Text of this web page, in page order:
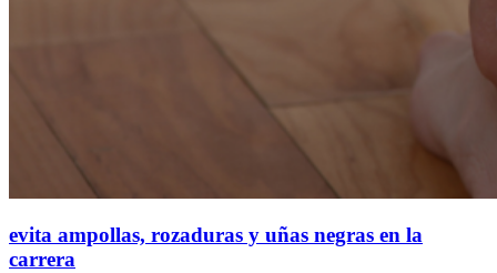
evita ampollas, rozaduras y uñas negras en la
carrera